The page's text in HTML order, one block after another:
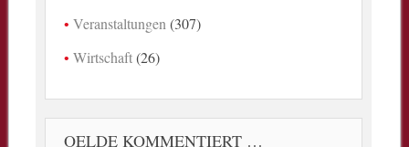
Veranstaltungen (307)
Wirtschaft(26)
OELDE KOMMENTIERT …